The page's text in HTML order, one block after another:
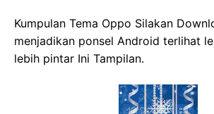
Kumpulan Tema Oppo Silakan
menjadikan ponsel Android terlihat
lebih pintar Ini Tampilan.